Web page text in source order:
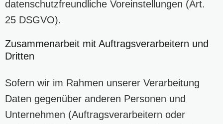
datenschutzfreundliche Voreinstellungen (Art.
25 DSGVO).
Zusammenarbeit mit Auftragsverarbeitern und
Dritten
Sofern wir im Rahmen unserer Verarbeitung
Daten gegenüber anderen Personen und
Unternehmen (Auftragsverarbeitern oder